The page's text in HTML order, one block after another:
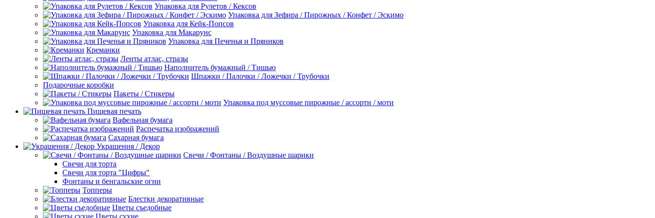
Упаковка для Рулетов / Кексов
Упаковка для Зефира / Пирожных / Конфет / Эскимо
Упаковка для Кейк-Попсов
Упаковка для Макарунс
Упаковка для Печенья и Пряников
Креманки
Ленты атлас, стразы
Наполнитель бумажный / Тишью
Шпажки / Палочки / Ложечки / Трубочки
Подарочные коробки
Пакеты / Стикеры
Упаковка под муссовые пирожные / ассорти / моти
Пищевая печать
Вафельная бумага
Распечатка изображений
Сахарная бумага
Украшения / Декор
Свечи / Фонтаны / Воздушные шарики
Свечи для торта
Свечи для торта "Цифры"
Фонтаны и бенгальские огни
Топперы
Блестки декоративные
Цветы съедобные
Цветы сухие